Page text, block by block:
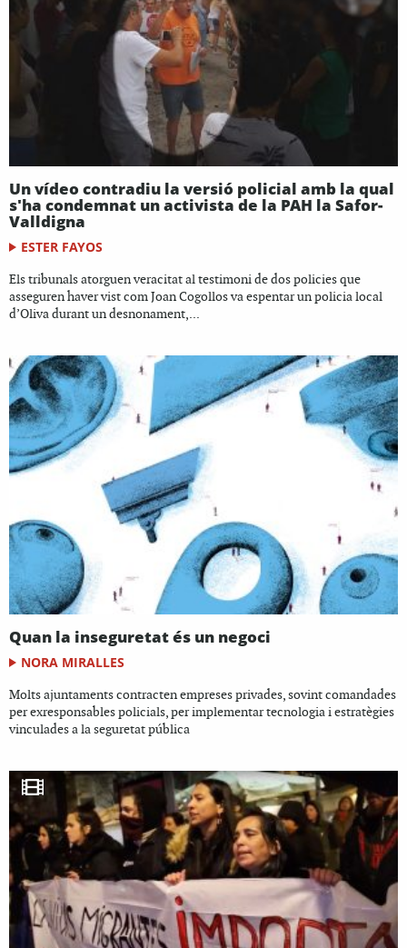
Un vídeo contradiu la versió policial amb la qual
s'ha condemnat un activista de la PAH la Safor-
Valldigna
ESTER FAYOS
Els tribunals atorguen veracitat al testimoni de dos policies que
asseguren haver vist com Joan Cogollos va espentar un policia local
d’Oliva durant un desnonament,...
Quan la inseguretat és un negoci
NORA MIRALLES
Molts ajuntaments contracten empreses privades, sovint comandades
per exresponsables policials, per implementar tecnologia i estratègies
vinculades a la seguretat pública